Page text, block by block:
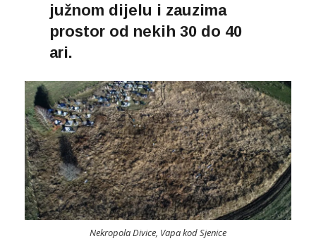
južnom dijelu i zauzima
prostor od nekih 30 do 40
ari.
Nekropola Divice, Vapa kod Sjenice